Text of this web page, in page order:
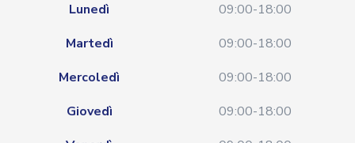
Lunedì
09:00-18:00
Martedì
09:00-18:00
Mercoledì
09:00-18:00
Giovedì
09:00-18:00